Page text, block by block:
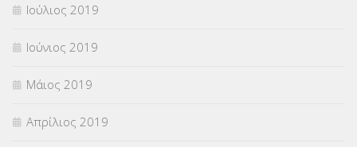
Ιούλιος 2019
Ιούνιος 2019
Μάιος 2019
Απρίλιος 2019